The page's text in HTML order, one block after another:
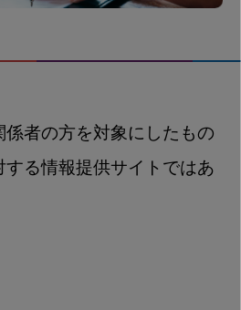
係者の方を対象にしたもの
する情報提供サイトではあ